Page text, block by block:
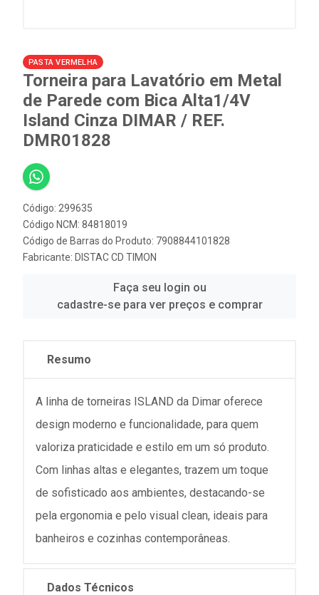
PASTA VERMELHA
Torneira para Lavatório em Metal
de Parede com Bica Alta1/4V
Island Cinza DIMAR / REF.
DMR01828
Código: 299635
Código NCM: 84818019
Código de Barras do Produto: 7908844101828
Fabricante: DISTAC CD TIMON
Faça seu login ou
cadastre-se para ver preços e comprar
Resumo
A linha de torneiras ISLAND da Dimar oferece
design moderno e funcionalidade, para quem
valoriza praticidade e estilo em um só produto.
Com linhas altas e elegantes, trazem um toque
de sofisticado aos ambientes, destacando-se
pela ergonomia e pelo visual clean, ideais para
banheiros e cozinhas contemporâneas.
Dados Técnicos